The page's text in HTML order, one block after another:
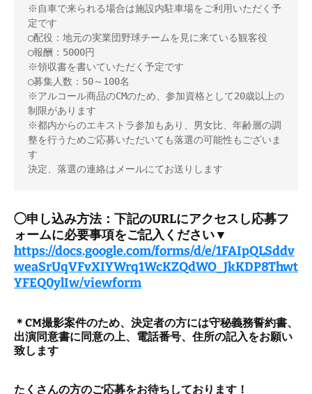
※自車で来られる場合は施設内駐車場をご利用いただく予
定です
◯配役：地元の実業団野球チームを見に来ている観客役
◯報酬：5000円
※領収書を書いていただく予定です
◯募集人数：50～100名
※アルコール商品のCMのため、参加資格として20歳以上の
制限があります
※都内からのエキストラ参加もあり、男女比、年齢層の調
整を行うためご応募いただいても落選の可能性もございま
す
決定、落選の連絡はメールにてお送りします
◯申し込み方法：下記のURLにアクセスし応募フ
ォームに必要事項をご記入ください▼
https://docs.google.com/forms/d/e/1FAIpQLSddv
weaSrUqVFvXIYWrq1WcKZQdWO_JkKDP8Thwt
YFEQ0ylIw/viewform
＊CM撮影案件のため、決定者の方には守秘義務誓約書、
出演同意書に同意の上、電話番号、住所の記入をお願い
致します
たくさんの方のご応募をお待ちしております！